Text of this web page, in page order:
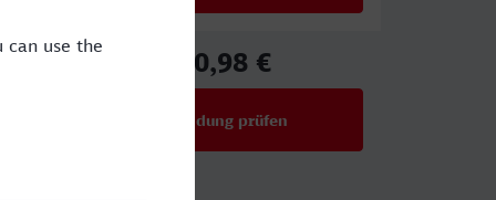
80,98 €
Verbindung prüfen